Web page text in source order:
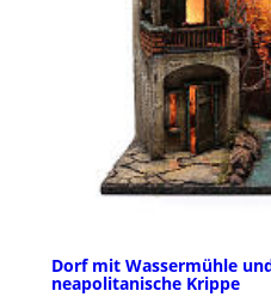
Dorf mit Wassermühle
neapolitanische Krippe